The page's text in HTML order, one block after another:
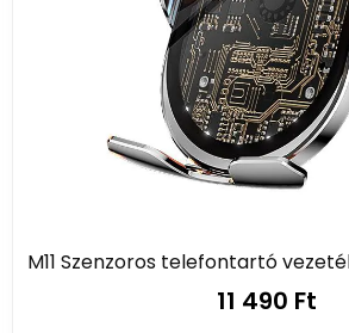
M11 Szenzoros telefontartó
11 490 Ft